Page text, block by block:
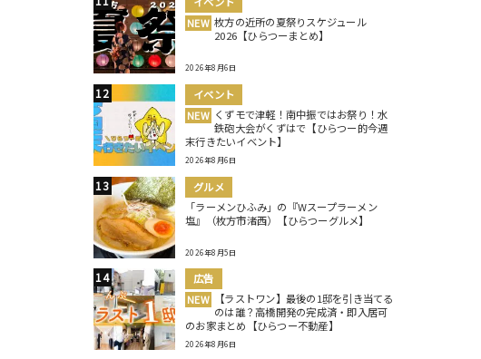
NEW 枚方の近所の夏祭りスケジュール
2026【ひらつーまとめ】
2026年8月6日
イベント
NEW くずモで津軽！南中振ではお祭り！水
鉄砲大会がくずはで【ひらつー的今週
末行きたいイベント】
2026年8月6日
グルメ
「ラーメンひふみ」の『Wスープラーメン
塩』（枚方市渚西）【ひらつーグルメ】
2026年8月5日
広告
NEW
【ラストワン】最後の1邸を引き当てる
のは誰？高橋開発の完成済・即入居可
のお家まとめ【ひらつー不動産】
2026年8月6日